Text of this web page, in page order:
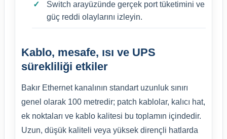
Switch arayüzünde gerçek port tüketimini ve
güç reddi olaylarını izleyin.
Kablo, mesafe, ısı ve UPS
sürekliliği etkiler
Bakır Ethernet kanalının standart uzunluk sınırı
genel olarak 100 metredir; patch kablolar, kalıcı hat,
ek noktaları ve kablo kalitesi bu toplamın içindedir.
Uzun, düşük kaliteli veya yüksek dirençli hatlarda